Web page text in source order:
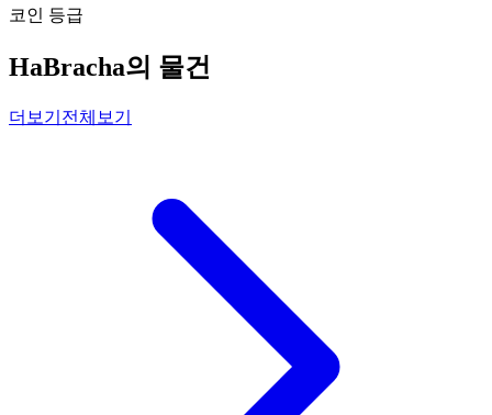
코인 등급
HaBracha의 물건
더보기 전체보기